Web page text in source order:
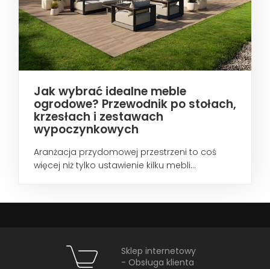
Jak wybrać idealne meble
ogrodowe? Przewodnik po stołach,
krzesłach i zestawach
wypoczynkowych
Aranżacja przydomowej przestrzeni to coś
więcej niż tylko ustawienie kilku mebli...
Sklep internetowy
- Obsługa klienta